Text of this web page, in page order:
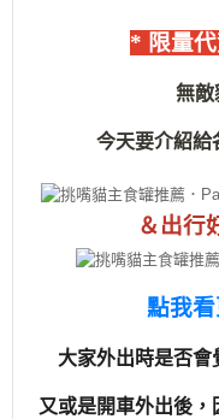
* 限量
無敵
今天要介紹給
＆出行
點我
大家外出時是否
又或是開車外出後，